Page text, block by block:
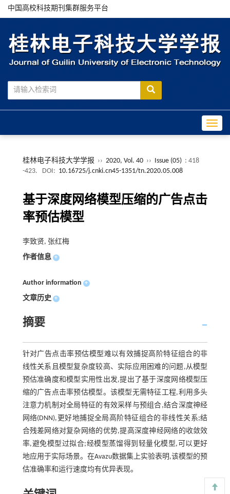
中国高校科技期刊集群服务平台
桂林电子科技大学学报 ›› 2020, Vol. 40 ›› Issue (05) : 418
-423.
DOI: 10.16725/j.cnki.cn45-1351/tn.2020.05.008
基于深度网络模型压缩的广告点击
率预估模型
李致贤, 张红梅
作者信息 +
Author information +
文章历史 +
摘要
针对广告点击率预估模型难以有效捕捉高阶特征组合的非
线性关系且模型复杂度较高、实际应用困难的问题,从模型
预估准确度和模型实用性出发,提出了基于深度网络模型压
缩的广告点击率预估模型。该模型无需特征工程,利用多头
注意力机制对全局特征的有效采样与预组合,结合深度神经
网络(DNN),更好地捕捉全局高阶特征组合的非线性关系;结
合残差网络对复杂网络的优势,提高深度神经网络的收敛效
率,避免模型过拟合;经模型蒸馏得到轻量化模型,可以更好
地应用于实际场景。在Avazu数据集上实验表明,该模型的预
估准确率和运行速度均有优异表现。